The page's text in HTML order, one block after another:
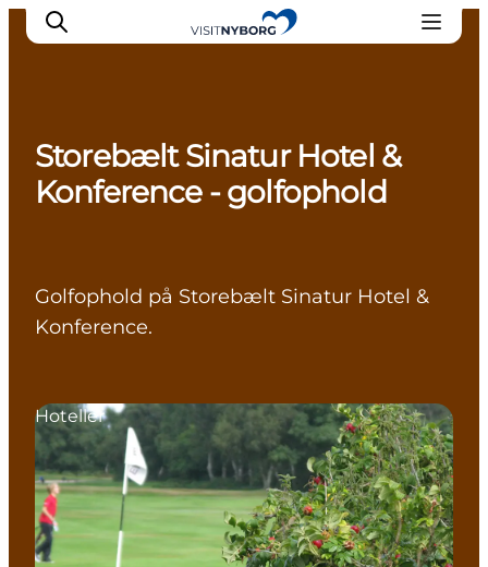
Oplev Nyborg
Planlæg din tur
Book & køb
Storebælt Sinatur Hotel &
Konference - golfophold
Golfophold på Storebælt Sinatur Hotel &
Konference.
Hoteller